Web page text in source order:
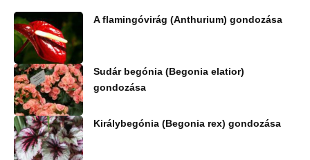
A flamingóvirág (Anthurium) gondozása
Sudár begónia (Begonia elatior)
gondozása
Királybegónia (Begonia rex) gondozása